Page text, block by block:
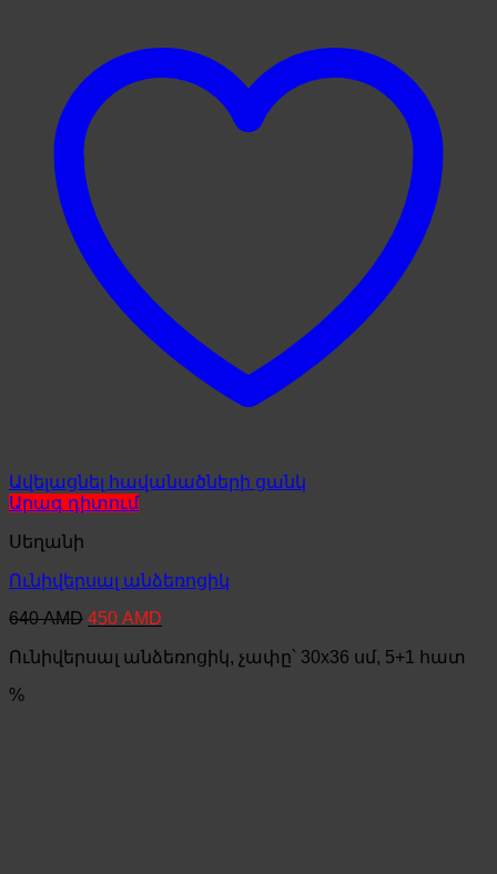
Ավելացնել հավանածների ցանկ
Արագ դիտում
Սեղանի
Ունիվերսալ անձեռոցիկ
640AMD Original
was:
450 AMD
is:
Ունիվերսալ անձեռոցիկ, չափը՝ 30x36 սմ, 5+1 հատ
%